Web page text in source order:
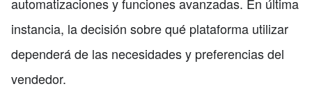
automatizaciones y funciones avanzadas. En última
instancia, la decisión sobre qué plataforma utilizar
dependerá de las necesidades y preferencias del
vendedor.